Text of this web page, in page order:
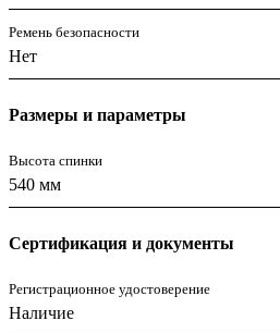
Ремень безопасности
Нет
Размеры и параметры
Высота спинки
540 мм
Сертификация и документы
Регистрационное удостоверение
Наличие